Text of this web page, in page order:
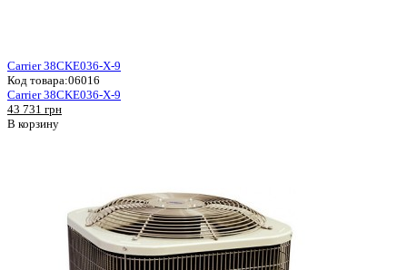
Carrier 38CKE036-X-9
Код товара:06016
Carrier 38CKE036-X-9
43 731 грн
В корзину